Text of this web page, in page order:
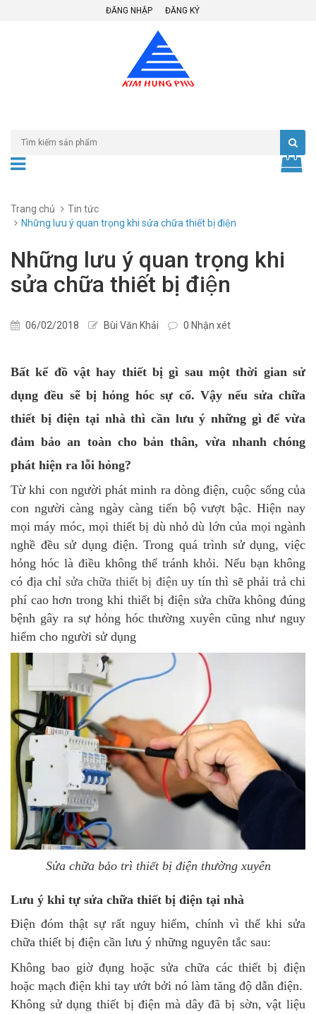
ĐĂNG NHẬP ĐĂNG KÝ
Trang chủ
Tin tức
Những lưu ý quan trọng khi sửa chữa thiết bị điện
Những lưu ý quan trọng khi
sửa chữa thiết bị điện
06/02/2018 Bùi Văn Khải 0 Nhận xét
Bất kể đồ vật hay thiết bị gì sau một thời gian sử
dụng đều sẽ bị hỏng hóc sự cố. Vậy nếu sửa chữa
thiết bị điện tại nhà thì cần lưu ý những gì để vừa
đảm bảo an toàn cho bản thân, vừa nhanh chóng
phát hiện ra lỗi hỏng?
Từ khi con người phát minh ra dòng điện, cuộc sống của
con người càng ngày càng tiến bộ vượt bậc. Hiện nay
mọi máy móc, mọi thiết bị dù nhỏ dù lớn của mọi ngành
nghề đều sử dụng điện. Trong quá trình sử dụng, việc
hỏng hóc là điều không thể tránh khỏi. Nếu bạn không
có địa chỉ sửa chữa thiết bị điệnuy tín thì sẽ phải trả chi
phí cao hơn trong khi thiết bị điện sửa chữa không đúng
bệnh gây ra sự hỏng hóc thường xuyên cũng như nguy
hiểm cho người sử dụng
Sửa chữa bảo trì thiết bị điện thường xuyên
Lưu ý khi tự sửa chữa thiết bị điện tại nhà
Điện đóm thật sự rất nguy hiểm, chính vì thế khi sửa
chữa thiết bị điện cần lưu ý những nguyên tắc sau:
Không bao giờ đụng hoặc sửa chữa các thiết bị điện
hoặc mạch điện khi tay ướt bởi nó làm tăng độ dẫn điện.
Không sử dụng thiết bị điện mà dây đã bị sờn, vật liệu